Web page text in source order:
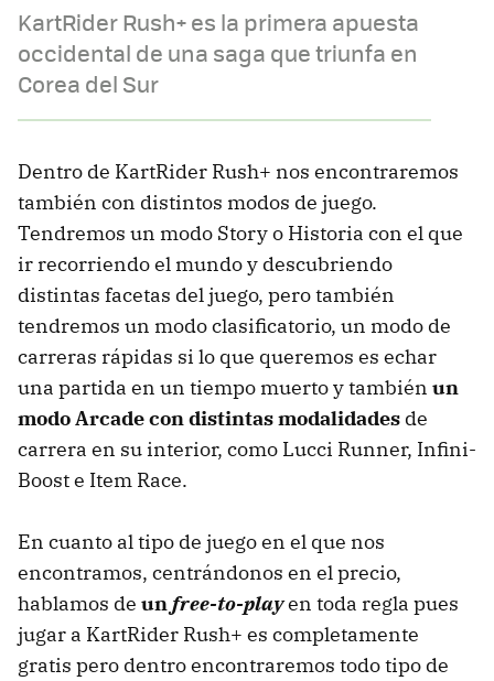
KartRider Rush+ es la primera apuesta
occidental de una saga que triunfa en
Corea del Sur
Dentro de KartRider Rush+ nos encontraremos
también con distintos modos de juego.
Tendremos un modo Story o Historia con el que
ir recorriendo el mundo y descubriendo
distintas facetas del juego, pero también
tendremos un modo clasificatorio, un modo de
carreras rápidas si lo que queremos es echar
una partida en un tiempo muerto y también un
modo Arcade con distintas modalidades de
carrera en su interior, como Lucci Runner, Infini-
Boost e Item Race.
En cuanto al tipo de juego en el que nos
encontramos, centrándonos en el precio,
hablamos de unfree-to-playen toda regla pues
jugar a KartRider Rush+ es completamente
gratis pero dentro encontraremos todo tipo de